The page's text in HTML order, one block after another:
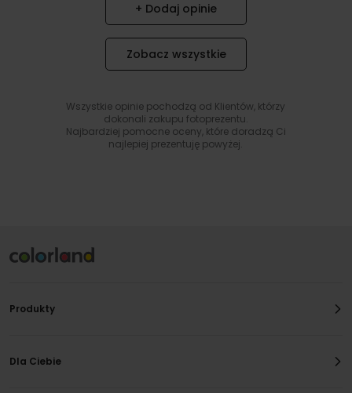
+ Dodaj opinie
Zobacz wszystkie
Wszystkie opinie pochodzą od Klientów, którzy
dokonali zakupu fotoprezentu.
Najbardziej pomocne oceny, które doradzą Ci
najlepiej prezentuję powyżej.
Produkty
Dla Ciebie